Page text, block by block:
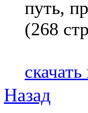
путь,
(268
Назад